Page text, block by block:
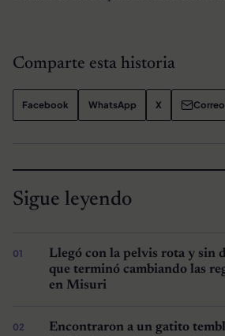
Comparte esta historia
Facebook WhatsApp X Correo
Sigue leyendo
Llegó con la pelvis rota y sin
que terminó cambiando las
en Misuri
Encontraron a un gatito